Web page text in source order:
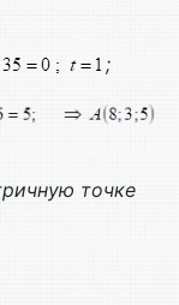
;
точке